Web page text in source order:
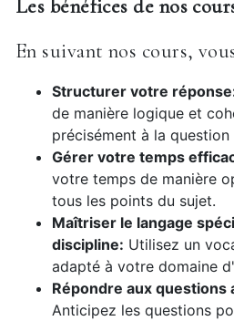
Les bénéfices de nos
En suivant nos cours,
Structurer votre
de manière logique et
précisément à la question
Gérer votre temps
votre temps de manière
tous les points du sujet.
Maîtriser le langage
discipline: Utilisez un
adapté à votre domaine
Répondre aux questions
Anticipez les questions